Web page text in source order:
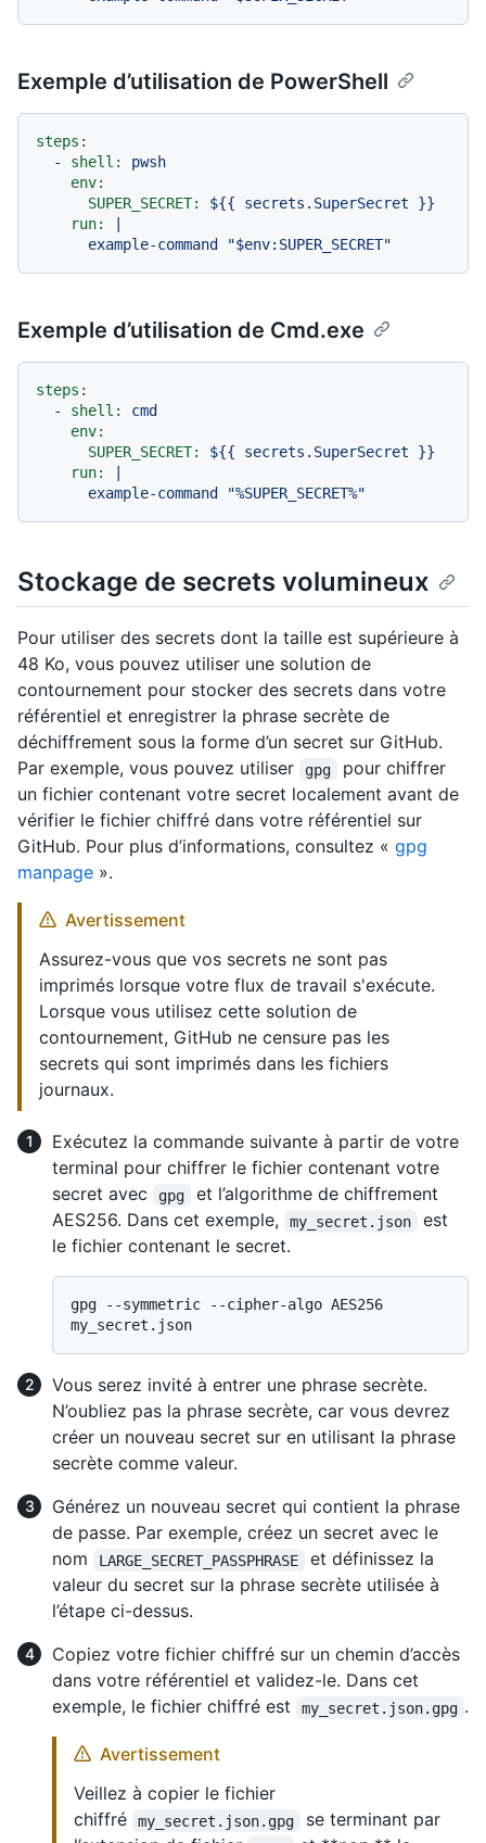
Exemple d’utilisation de PowerShell
steps:
-
shell:
pwsh
env:
SUPER_SECRET:
${{ secrets.SuperSecret
}}
run:
Exemple d’utilisation de Cmd.exe
steps:
-
shell:
cmd
env:
SUPER_SECRET:
${{ secrets.SuperSecret
}}
run:
Stockage de secrets volumineux
Pour utiliser des secrets dont la taille est supérieure à
48 Ko, vous pouvez utiliser une solution de
contournement pour stocker des secrets dans votre
référentiel et enregistrer la phrase secrète de
déchiffrement sous la forme d’un secret sur GitHub.
Par exemple, vous pouvez utiliser
gpg
pour chiffrer
un fichier contenant votre secret localement avant de
vérifier le fichier chiffré dans votre référentiel sur
GitHub. Pour plus d’informations, consultez « gpg
manpage ».
Avertissement
Assurez-vous que vos secrets ne sont pas
imprimés lorsque votre flux de travail s'exécute.
Lorsque vous utilisez cette solution de
contournement, GitHub ne censure pas les
secrets qui sont imprimés dans les fichiers
journaux.
Exécutez la commande suivante à partir de votre
terminal pour chiffrer le fichier contenant votre
secret avec
gpg
et l’algorithme de chiffrement
AES256. Dans cet exemple,
my_secret.json
est
le fichier contenant le secret.
gpg --symmetric --cipher-algo AES256
Vous serez invité à entrer une phrase secrète.
N’oubliez pas la phrase secrète, car vous devrez
créer un nouveau secret sur en utilisant la phrase
secrète comme valeur.
Générez un nouveau secret qui contient la phrase
de passe. Par exemple, créez un secret avec le
nom
LARGE_SECRET_PASSPHRASE
et définissez la
valeur du secret sur la phrase secrète utilisée à
l’étape ci-dessus.
Copiez votre fichier chiffré sur un chemin d’accès
dans votre référentiel et validez-le. Dans cet
exemple, le fichier chiffré est
my_secret.json.gpg .
Avertissement
Veillez à copier le fichier
chiffré
my_secret.json.gpg
se terminant par